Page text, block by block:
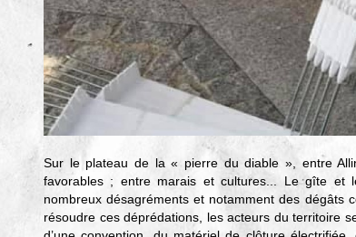
Sur le plateau de la « pierre du diable », entre
favorables ; entre marais et cultures... Le gîte et
nombreux désagréments et notamment des
résoudre ces déprédations, les acteurs du territoire